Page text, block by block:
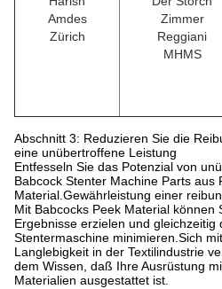
Amdes
Zürich
Zimmer
Reggiani
MHMS
Abschnitt 3: Reduzieren Sie die
eine unübertroffene Leistung
Entfesseln Sie das Potenzial von
Babcock Stenter Machine Parts aus
Material.Gewährleistung einer
Mit Babcocks Peek Material können
Ergebnisse erzielen und gleichzeitig
Stentermaschine minimieren.Sich
Langlebigkeit in der Textilindustrie
dem Wissen, daß Ihre Ausrüstung
Materialien ausgestattet ist.